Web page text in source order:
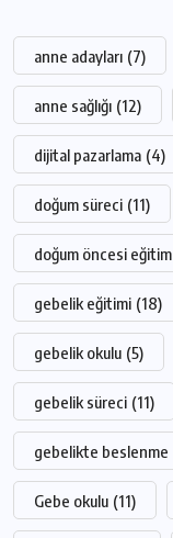
anne adayları (7)
anne sağlığı (12)
dijital pazarlama (4)
doğum süreci (11)
doğum öncesi eğitim
gebelik eğitimi (18)
gebelik okulu (5)
gebelik süreci (11)
gebelikte beslenme
Gebe okulu (11)